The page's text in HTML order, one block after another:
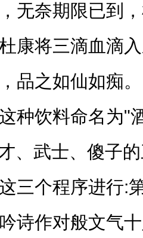
无奈期限已到
康将三滴血滴
品之如仙如痴
种饮料命名为"
、武士、傻子
三个程序进行:
诗作对般文气